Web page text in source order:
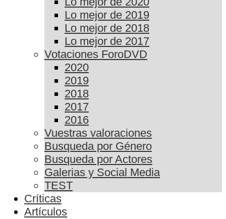
Lo mejor de 2019
Lo mejor de 2018
Lo mejor de 2017
Votaciones ForoDVD
2020
2019
2018
2017
2016
Vuestras valoraciones
Busqueda por Género
Busqueda por Actores
Galerias y Social Media
TEST
Críticas
Artículos